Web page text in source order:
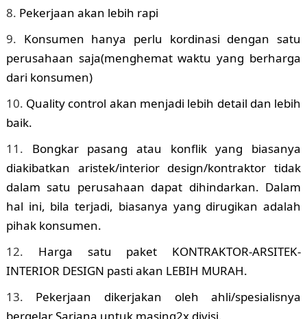
Pekerjaan akan lebih rapi
Konsumen hanya perlu kordinasi dengan satu
perusahaan saja(menghemat waktu yang berharga
dari konsumen)
Quality control akan menjadi lebih detail dan lebih
baik.
Bongkar pasang atau konflik yang biasanya
diakibatkan aristek/interior design/kontraktor tidak
dalam satu perusahaan dapat dihindarkan. Dalam
hal ini, bila terjadi, biasanya yang dirugikan adalah
pihak konsumen.
Harga satu paket KONTRAKTOR-ARSITEK-
INTERIOR DESIGN pasti akan LEBIH MURAH.
Pekerjaan dikerjakan oleh ahli/spesialisnya